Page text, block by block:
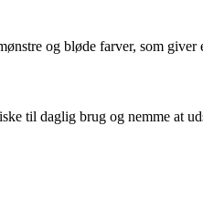
og bløde farver, som
til daglig brug og nemme at